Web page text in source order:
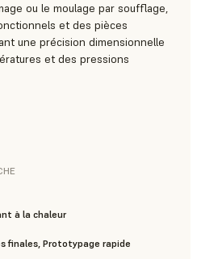
ou le moulage par soufflage,
et des pièces
une précision dimensionnelle
et des pressions
à la chaleur
finales, Prototypage rapide